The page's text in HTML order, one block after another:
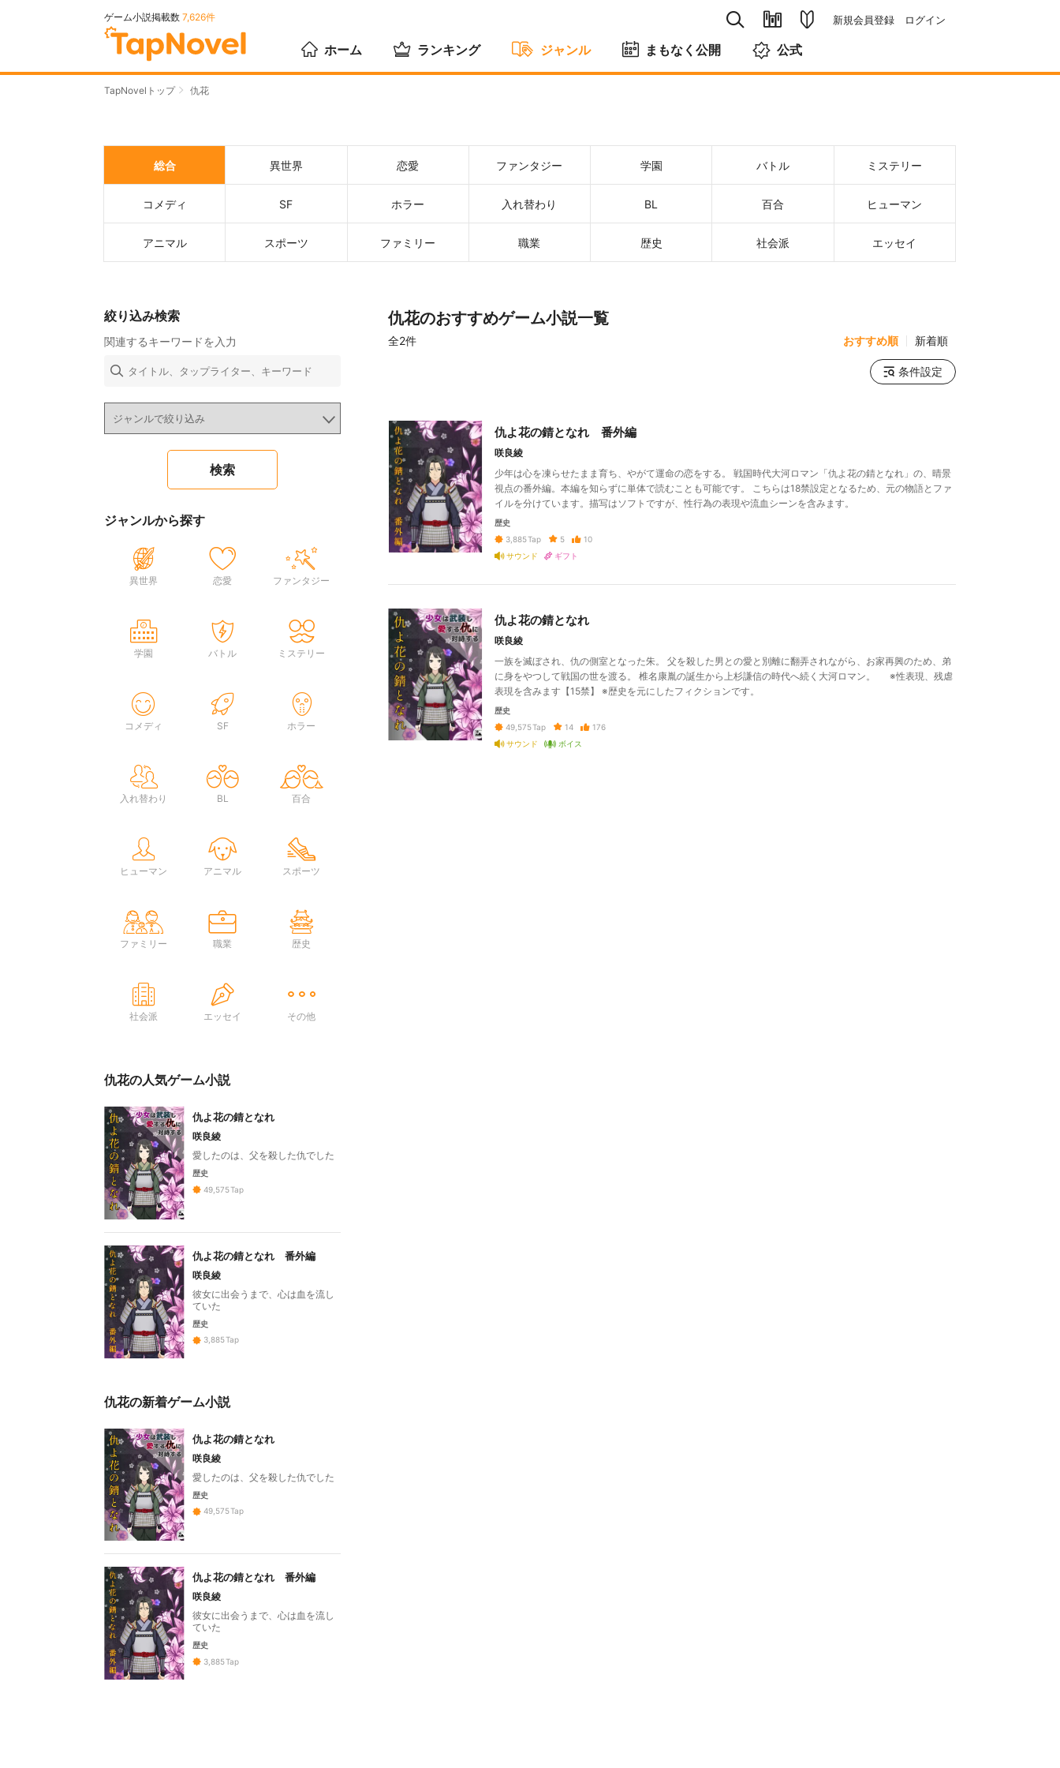
ゲーム小説掲載数 7,626件 新規会員登録 ログイン
ホーム ランキング ジャンル まもなく公開 公式
TapNovelトップ 仇花
総合 異世界 恋愛 ファンタジー 学園 バトル ミステリー
コメディ SF ホラー 入れ替わり BL 百合 ヒューマン
アニマル スポーツ ファミリー 職業 歴史 社会派 エッセイ
仇花のおすすめゲーム小説一覧
全2件 おすすめ順 新着順
条件設定
仇よ花の錆となれ 番外編
咲良綾
少年は心を凍らせたまま育ち、やがて運命の恋をする。 戦国時代大河ロマン「仇よ花の錆となれ」の、晴景
視点の番外編。本編を知らずに単体で読むことも可能です。 こちらは18禁設定となるため、元の物語とファ
イルを分けています。描写はソフトですが、性行為の表現や流血シーンを含みます。
歴史
3,885Tap 5
10
サウンド
ギフト
仇よ花の錆となれ
咲良綾
一族を滅ぼされ、仇の側室となった朱。 父を殺した男との愛と別離に翻弄されながら、お家再興のため、弟
に身をやつして戦国の世を渡る。 椎名康胤の誕生から上杉謙信の時代へ続く大河ロマン。 ※性表現、残虐
表現を含みます【15禁】 ※歴史を元にしたフィクションです。
歴史
49,575Tap 14
176
サウンド
ボイス
絞り込み検索
関連するキーワードを入力
ジャンルから探す
異世界 恋愛 ファンタジー
学園 バトル ミステリー
コメディ SF ホラー
入れ替わり BL 百合
ヒューマン アニマル スポーツ
ファミリー 職業 歴史
社会派 エッセイ その他
仇花の人気ゲーム小説
仇よ花の錆となれ
咲良綾
愛したのは、父を殺した仇でした
歴史
49,575Tap
仇よ花の錆となれ 番外編
咲良綾
彼女に出会うまで、心は血を流し
ていた
歴史
3,885Tap
仇花の新着ゲーム小説
仇よ花の錆となれ
咲良綾
愛したのは、父を殺した仇でした
歴史
49,575Tap
仇よ花の錆となれ 番外編
咲良綾
彼女に出会うまで、心は血を流し
ていた
歴史
3,885Tap